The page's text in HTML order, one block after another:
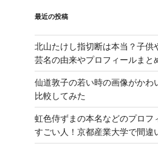
最近の投稿
北山たけし指切断は本当？子供
芸名の由来やプロフィールまと
仙道敦子の若い時の画像がかわ
比較してみた
虹色侍ずまの本名などのプロフ
すごい人！京都産業大学で間違